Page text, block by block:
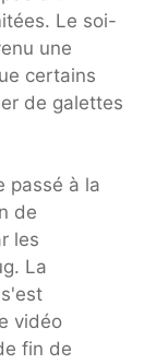
Le soi-
une
certains
de galettes
passé à la
de
les
La
vidéo
fin de